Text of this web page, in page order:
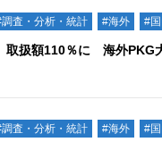
査・分析・統計 #海外 #
取扱額110％に 海外PKG
査・分析・統計 #海外 #